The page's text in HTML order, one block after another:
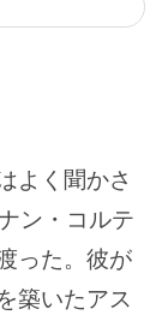
よく聞かさ
ン・コルテ
った。彼が
築いたアス